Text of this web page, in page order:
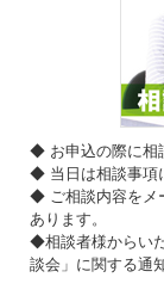
◆ お申込の際に相
◆ 当日は相談事項
◆ ご相談内容をメ
あります。
◆相談者様からい
談会」に関する通